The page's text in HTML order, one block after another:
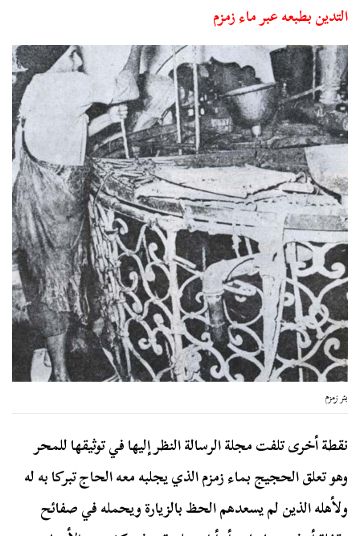
التدين بطبعه عبر ماء زمزم
بئر زمزم
نقطة أخرى تلفت مجلة الرسالة النظر إليها في توثيقها للمحر
وهو تعلق الحجيج بماء زمزم الذي يجلبه معه الحاج تبركا به له
ولأهله الذين لم يسعدهم الحظ بالزيارة ويحمله في صفائح